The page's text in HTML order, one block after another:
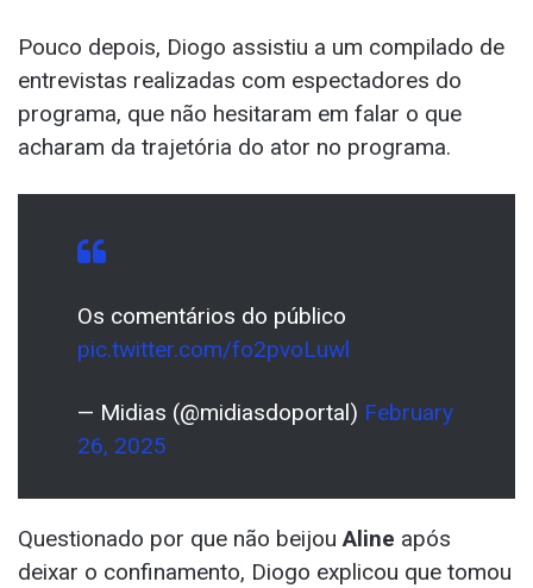
Pouco depois, Diogo assistiu a um compilado de
entrevistas realizadas com espectadores do
programa, que não hesitaram em falar o que
acharam da trajetória do ator no programa.
Os comentários do público
pic.twitter.com/fo2pvoLuwl
— Midias (@midiasdoportal) February
26, 2025
Questionado por que não beijouAline após
deixar o confinamento, Diogo explicou que tomou